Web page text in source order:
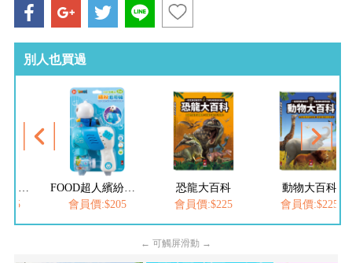
別人也買過
恐龍大百科
會員價:$225
動物大百科
會員價:$225
會員價:$252
← 可觸屏滑動 →